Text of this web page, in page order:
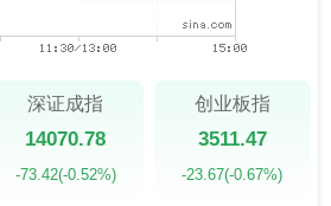
深证成指
14070.78
-73.42(-0.52%)
创业板指
3511.47
-23.67(-0.67%)